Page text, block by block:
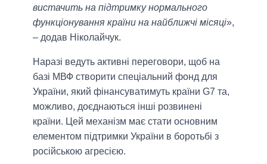
вистачить на підтримку нормального
функціонування країни на найближчі місяці»,
– додав Ніколайчук.
Наразі ведуть активні переговори, щоб на
базі МВФ створити спеціальний фонд для
України, який фінансуватимуть країни G7 та,
можливо, доєднаються інші розвинені
країни. Цей механізм має стати основним
елементом підтримки України в боротьбі з
російською агресією.